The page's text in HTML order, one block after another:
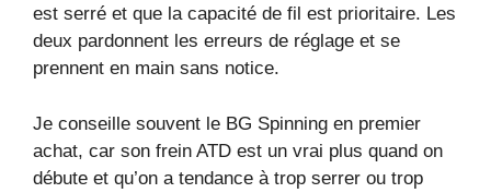
est serré et que la capacité de fil est prioritaire. Les
deux pardonnent les erreurs de réglage et se
prennent en main sans notice.
Je conseille souvent le BG Spinning en premier
achat, car son frein ATD est un vrai plus quand on
débute et qu’on a tendance à trop serrer ou trop